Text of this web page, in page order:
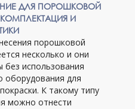
ДЛЯ ПОРОШКОВОЙ
И
порошковой
несколько и они
использования
оборудования для
К такому типу
можно отнести